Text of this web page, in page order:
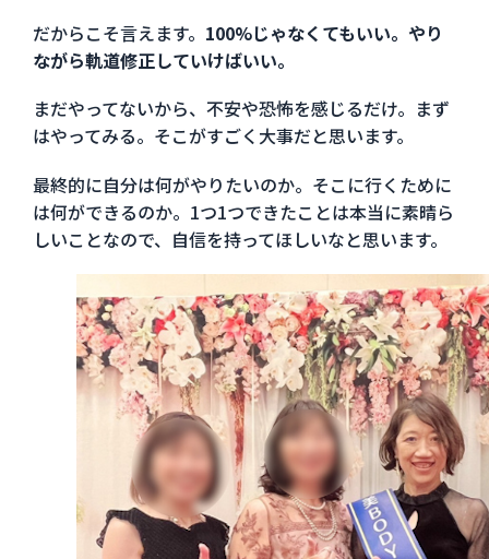
だからこそ言えます。 100%じゃなくてもいい。やり
ながら軌道修正していけばいい。
まだやってないから、不安や恐怖を感じるだけ。まず
はやってみる。そこがすごく大事だと思います。
最終的に自分は何がやりたいのか。そこに行くために
は何ができるのか。1つ1つできたことは本当に素晴ら
しいことなので、自信を持ってほしいなと思います。